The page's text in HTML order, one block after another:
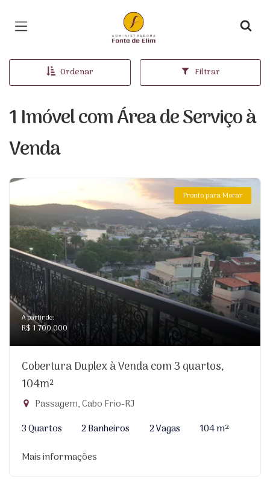
Página inicial
Ordenar Filtrar
1 Imóvel com Área de Serviço à
Venda
Pronto para Morar
A partir de:
R$ 1.700.000
Cobertura Duplex à Venda com 3 quartos,
104m²
Passagem, Cabo Frio-RJ
3 Quartos
2 Banheiros 2 Vagas
104 m²
Mais informações